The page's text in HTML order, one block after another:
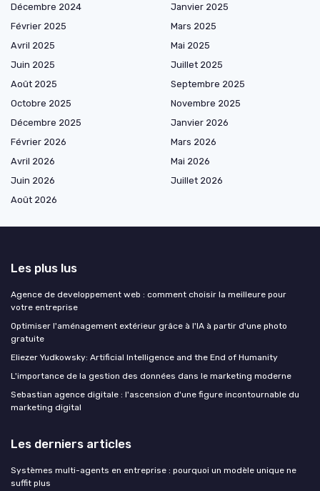
Décembre 2024
Janvier 2025
Février 2025
Mars 2025
Avril 2025
Mai 2025
Juin 2025
Juillet 2025
Août 2025
Septembre 2025
Octobre 2025
Novembre 2025
Décembre 2025
Janvier 2026
Février 2026
Mars 2026
Avril 2026
Mai 2026
Juin 2026
Juillet 2026
Août 2026
Les plus lus
Agence de developpement web : comment choisir la meilleure pour
votre entreprise
Optimiser l'aménagement extérieur grâce à l'IA à partir d'une photo
gratuite
Eliezer Yudkowsky: Artificial Intelligence and the End of Humanity
L'importance de la gestion des données dans le marketing moderne
Sebastian agence digitale : l'ascension d'une figure incontournable du
marketing digital
Les derniers articles
Systèmes multi-agents en entreprise : pourquoi un modèle unique ne
suffit plus